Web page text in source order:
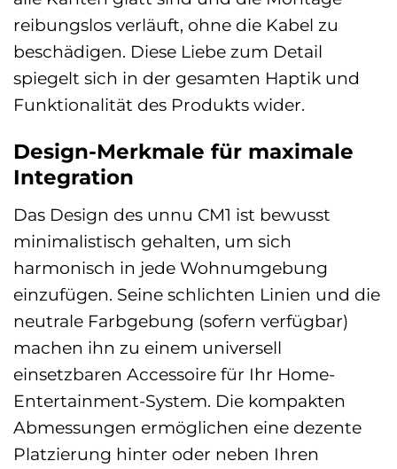
reibungslos verläuft, ohne die Kabel zu
beschädigen. Diese Liebe zum Detail
spiegelt sich in der gesamten Haptik und
Funktionalität des Produkts wider.
Design-Merkmale für maximale
Integration
Das Design des unnu CM1 ist bewusst
minimalistisch gehalten, um sich
harmonisch in jede Wohnumgebung
einzufügen. Seine schlichten Linien und die
neutrale Farbgebung (sofern verfügbar)
machen ihn zu einem universell
einsetzbaren Accessoire für Ihr Home-
Entertainment-System. Die kompakten
Abmessungen ermöglichen eine dezente
Platzierung hinter oder neben Ihren